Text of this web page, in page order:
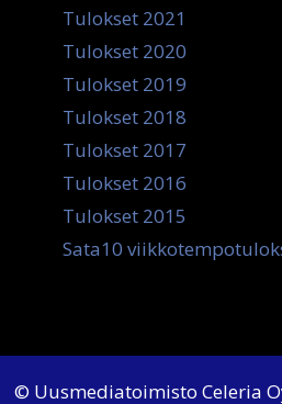
Tulokset 2021
Tulokset 2020
Tulokset 2019
Tulokset 2018
Tulokset 2017
Tulokset 2016
Tulokset 2015
Sata10
© Uusmediatoimisto Celeria